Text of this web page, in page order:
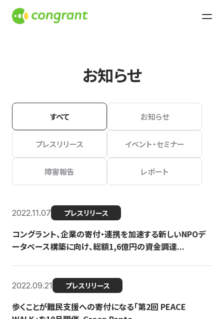
お知らせ
すべて お知らせ
プレスリリース イベント・セミナー
障害報告 レポート
2022.11.07 プレスリリース
コングラント、企業の寄付・連携を加速する新しいNPOデ
ータベース構築に向け、総額1,6億円の資金調達...
2022.09.21 プレスリリース
歩くことが難民支援への寄付になる「第2回 PEACE